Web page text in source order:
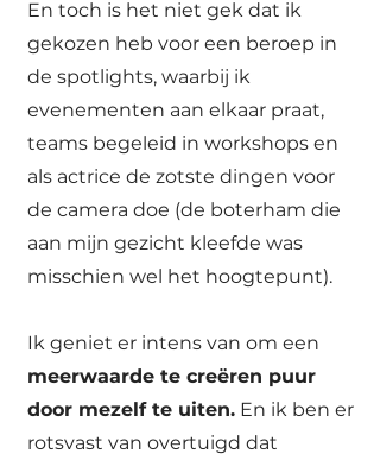
En toch is het niet gek dat ik
gekozen heb voor een beroep in
de spotlights, waarbij ik
evenementen aan elkaar praat,
teams begeleid in workshops en
als actrice de zotste dingen voor
de camera doe (de boterham die
aan mijn gezicht kleefde was
misschien wel het hoogtepunt).
Ik geniet er intens van om een
meerwaarde te creëren puur
door mezelf te uiten. En ik ben er
rotsvast van overtuigd dat